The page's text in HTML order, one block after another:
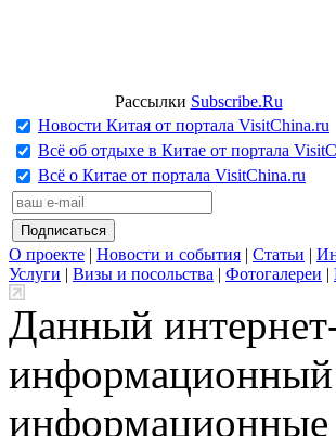
Рассылки Subscribe.Ru
Новости Китая от портала VisitChina.ru
Всё об отдыхе в Китае от портала
Всё о Китае от портала VisitChina.ru
О проекте | Новости и события | Статьи |
Услуги | Визы и посольства | Фотогалереи |
Данный
информационный
информационные